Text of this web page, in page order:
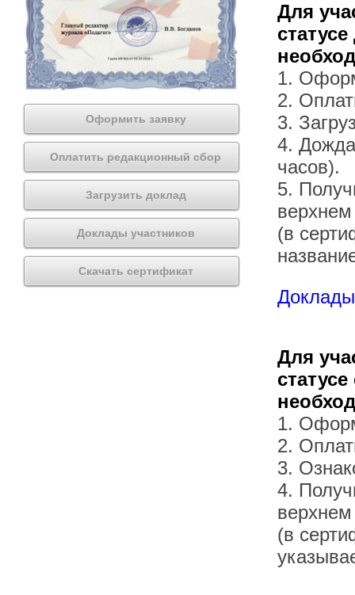
Оформить заявку
Оплатить редакционный сбор
Загрузить доклад
Доклады участников
Скачать сертификат
Для
1.
2.
3.
4.
часов).
5.
(в
Для
1.
2.
3.
4.
(в